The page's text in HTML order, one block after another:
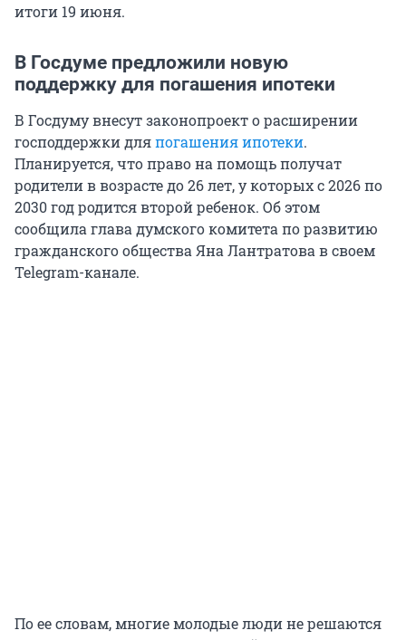
итоги 19 июня.
В Госдуме предложили новую
поддержку для погашения ипотеки
В Госдуму внесут законопроект о расширении
господдержки дляпогашения ипотеки.
Планируется, что право на помощь получат
родители в возрасте до 26 лет, у которых с 2026 по
2030 год родится второй ребенок. Об этом
сообщила глава думского комитета по развитию
гражданского общества Яна Лантратова в своем
Telegram-канале.
По ее словам, многие молодые люди не решаются